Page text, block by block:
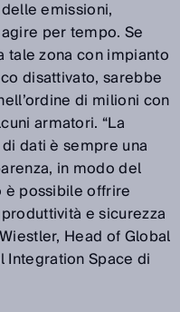
emissioni,
per tempo. Se
tale zona con impianto
disattivato, sarebbe
di milioni con
armatori. “La
dati è sempre una
in modo del
è possibile offrire
e sicurezza
Head of Global
Integration Space di